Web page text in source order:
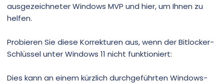
ausgezeichneter Windows MVP und hier, um Ihnen zu
helfen.
Probieren Sie diese Korrekturen aus, wenn der Bitlocker-
Schlüssel unter Windows 11 nicht funktioniert:
Dies kann an einem kürzlich durchgeführten Windows-